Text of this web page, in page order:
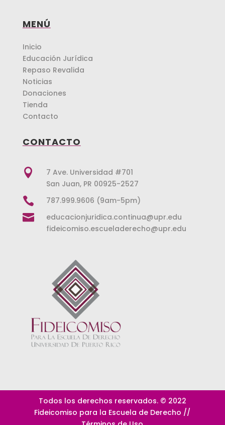
MENÚ
Inicio
Educación Jurídica
Repaso Revalida
Noticias
Donaciones
Tienda
Contacto
CONTACTO

7 Ave. Universidad #701
San Juan, PR 00925-2527
 787.999.9606 (9am-5pm)

educacionjuridica.continua@upr.edu
fideicomiso.escueladerecho@upr.edu
Todos los derechos reservados. © 2022
Fideicomiso para la Escuela de Derecho //